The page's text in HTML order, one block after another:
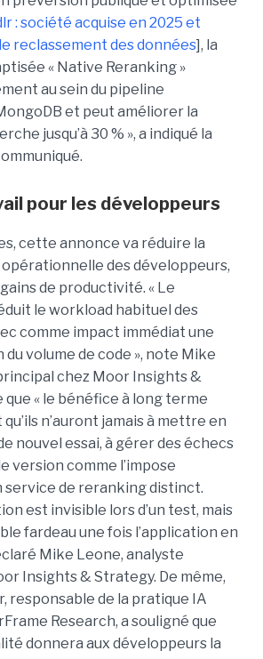
: société acquise en 2025 et
reclassement des données], la
« Native Reranking »
au sein du pipeline
et peut améliorer la
jusqu’à 30 % », a indiqué la
pour les développeurs
cette annonce va réduire la
des développeurs,
de productivité. « Le
le workload habituel des
comme impact immédiat une
volume de code », note Mike
chez Moor Insights &
« le bénéfice à long terme
n’auront jamais à mettre en
nouvel essai, à gérer des échecs
version comme l’impose
service de reranking distinct.
est invisible lors d’un test, mais
fardeau une fois l’application en
Mike Leone, analyste
Insights & Strategy. De même,
responsable de la pratique IA
Research, a souligné que
donnera aux développeurs la